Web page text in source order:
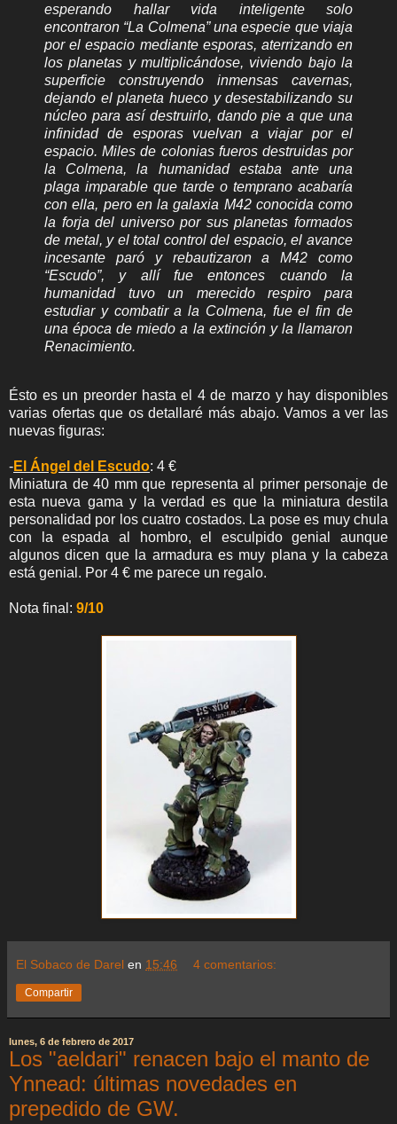
esperando hallar vida inteligente solo
encontraron “La Colmena” una especie que viaja
por el espacio mediante esporas, aterrizando en
los planetas y multiplicándose, viviendo bajo la
superficie construyendo inmensas cavernas,
dejando el planeta hueco y desestabilizando su
núcleo para así destruirlo, dando pie a que una
infinidad de esporas vuelvan a viajar por el
espacio. Miles de colonias fueros destruidas por
la Colmena, la humanidad estaba ante una
plaga imparable que tarde o temprano acabaría
con ella, pero en la galaxia M42 conocida como
la forja del universo por sus planetas formados
de metal, y el total control del espacio, el avance
incesante paró y rebautizaron a M42 como
“Escudo”, y allí fue entonces cuando la
humanidad tuvo un merecido respiro para
estudiar y combatir a la Colmena, fue el fin de
una época de miedo a la extinción y la llamaron
Renacimiento.
Ésto es un preorder hasta el 4 de marzo y hay disponibles
varias ofertas que os detallaré más abajo. Vamos a ver las
nuevas figuras:
-El Ángel del Escudo: 4 €
Miniatura de 40 mm que representa al primer personaje de
esta nueva gama y la verdad es que la miniatura destila
personalidad por los cuatro costados. La pose es muy chula
con la espada al hombro, el esculpido genial aunque
algunos dicen que la armadura es muy plana y la cabeza
está genial. Por 4 € me parece un regalo.
Nota final: 9/10
El Sobaco de Darel en 15:46 4 comentarios:
Compartir
lunes, 6 de febrero de 2017
Los "aeldari" renacen bajo el manto de
Ynnead: últimas novedades en
prepedido de GW.